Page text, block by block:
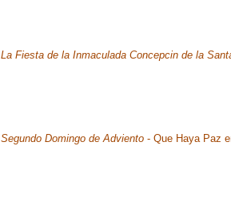
La Fiesta de la Inmaculada Concepcin de la
Segundo Domingo de Adviento - Que Haya Paz